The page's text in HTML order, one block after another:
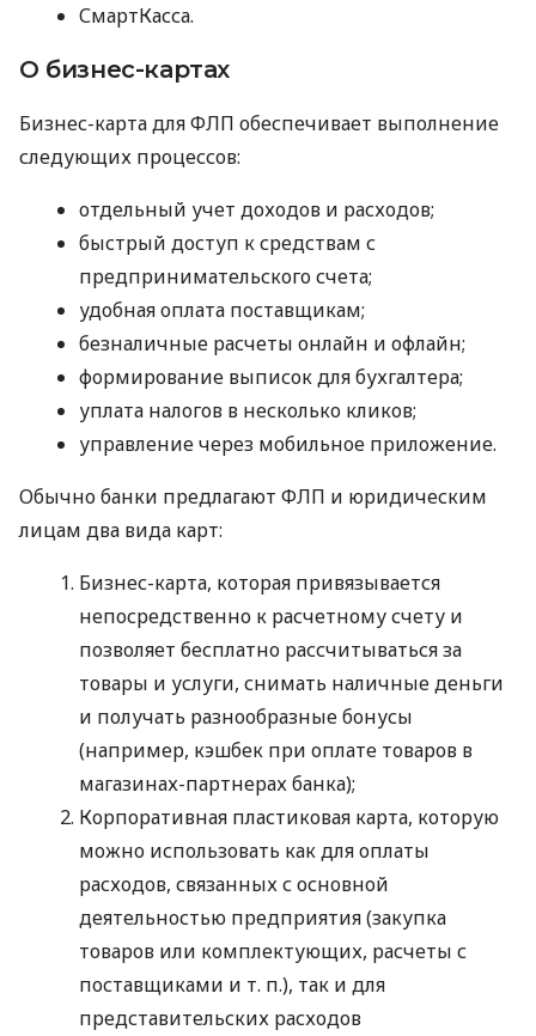
СмартКасса.
О бизнес-картах
Бизнес-карта для ФЛП обеспечивает выполнение
следующих процессов:
отдельный учет доходов и расходов;
быстрый доступ к средствам с
предпринимательского счета;
удобная оплата поставщикам;
безналичные расчеты онлайн и офлайн;
формирование выписок для бухгалтера;
уплата налогов в несколько кликов;
управление через мобильное приложение.
Обычно банки предлагают ФЛП и юридическим
лицам два вида карт:
Бизнес-карта, которая привязывается
непосредственно к расчетному счету и
позволяет бесплатно рассчитываться за
товары и услуги, снимать наличные деньги
и получать разнообразные бонусы
(например, кэшбек при оплате товаров в
магазинах-партнерах банка);
Корпоративная пластиковая карта, которую
можно использовать как для оплаты
расходов, связанных с основной
деятельностью предприятия (закупка
товаров или комплектующих, расчеты с
поставщиками и т. п.), так и для
представительских расходов